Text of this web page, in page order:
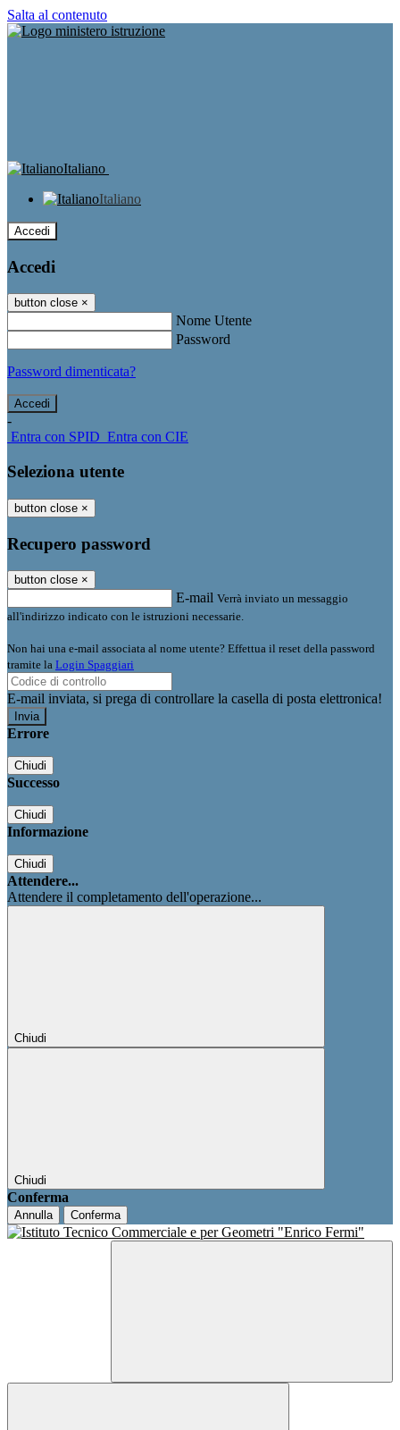
Salta al contenuto
Italiano
Italiano
Accedi
Accedi
button close ×
Nome Utente
Password
Password dimenticata?
-
Entra con SPID Entra con CIE
Seleziona utente
button close ×
Recupero password
button close ×
E-mail Verrà inviato un messaggio
all'indirizzo indicato con le istruzioni necessarie.
Non hai una e-mail associata al nome utente? Effettua il reset della password
tramite la Login Spaggiari
E-mail inviata, si prega di controllare la casella di posta elettronica!
Errore
Chiudi
Successo
Chiudi
Informazione
Chiudi
Attendere...
Attendere il completamento dell'operazione...
Chiudi
Chiudi
Conferma
Annulla Conferma